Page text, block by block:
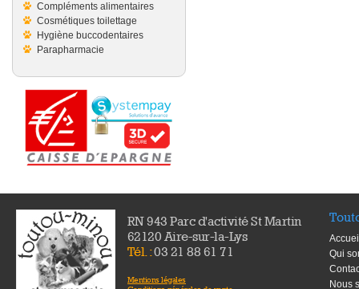
Compléments alimentaires
Cosmétiques toilettage
Hygiène buccodentaires
Parapharmacie
RN 943 Parc d'activité St Martin
62120 Aire-sur-la-Lys
Tél. :03 21 88 61 71
Mentions légales
Qui
Nous